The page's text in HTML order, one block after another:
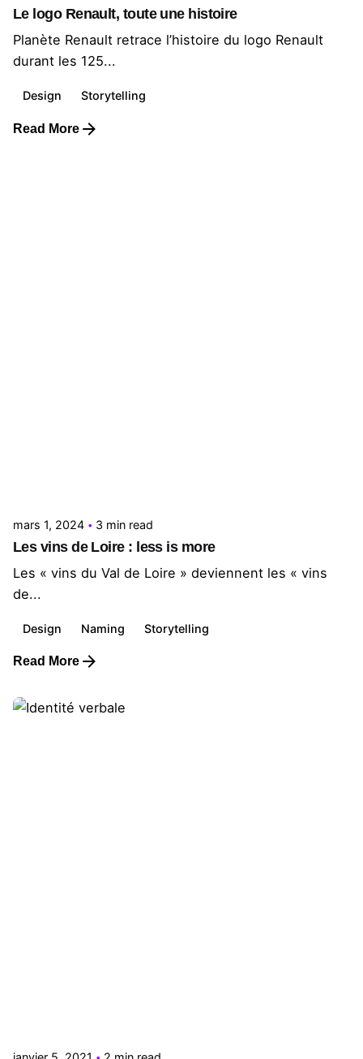
Le logo Renault, toute une histoire
Planète Renault retrace l’histoire du logo Renault
durant les 125...
Design Storytelling
Read More
mars 1, 2024 3 min read
Les vins de Loire : less is more
Les « vins du Val de Loire » deviennent les « vins
de...
Design Naming Storytelling
Read More